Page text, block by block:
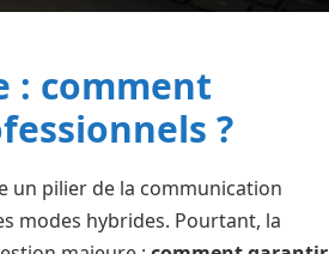
: comment
?
un pilier de la communication
modes hybrides. Pourtant, la